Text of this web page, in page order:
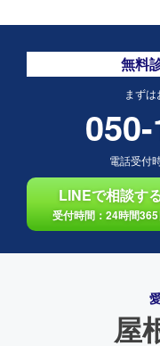
無料
まず
電話受付
LINEで相談す
受付時間：24時間
屋